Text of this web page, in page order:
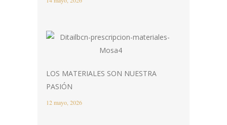
LOS MATERIALES SON NUESTRA
PASIÓN
12 mayo, 2026